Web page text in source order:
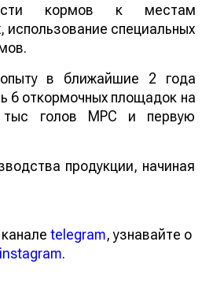
кормов к местам
специальных
в ближайшие 2 года
6 откормочных площадок на
тыс голов МРС и первую
продукции, начиная
telegram, узнавайте о
instagram.